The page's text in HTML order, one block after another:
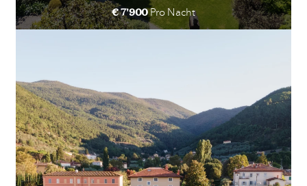
€ 7'900Pro Nacht